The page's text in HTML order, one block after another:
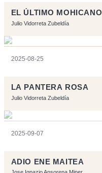
EL ÚLTIMO MOHICANO
Julio Vidorreta Zubeldía
2025-08-25
LA PANTERA ROSA
Julio Vidorreta Zubeldía
2025-09-07
ADIO ENE MAITEA